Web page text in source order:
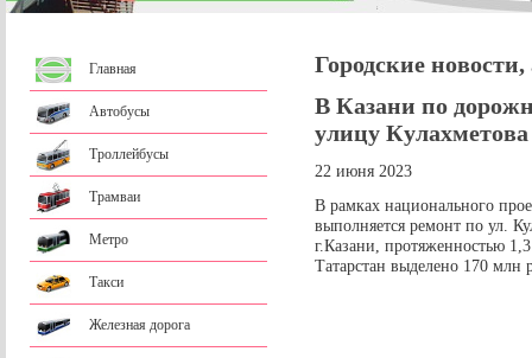
Главная
Автобусы
Троллейбусы
Трамваи
Метро
Такси
Железная дорога
Городские
В Казани по
улицу Кулахметова
22 июня 2023
В рамках национального
выполняется ремонт по ул.
г.Казани, протяженностью
Татарстан выделено 170 млн